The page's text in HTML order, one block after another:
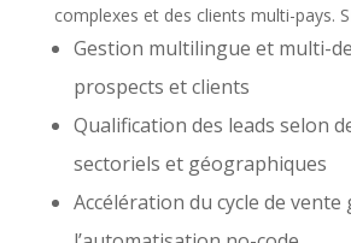
complexes et des clients multi-pays.
Gestion multilingue et multi-
prospects et clients
Qualification des leads selon
sectoriels et géographiques
Accélération du cycle de vente